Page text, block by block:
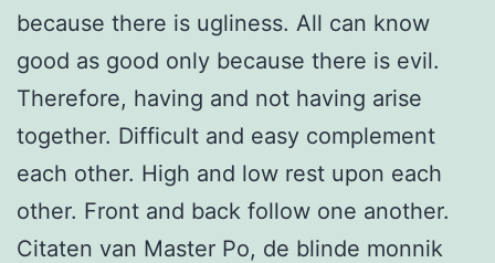
because there is ugliness. All can know
good as good only because there is evil.
Therefore, having and not having arise
together. Difficult and easy complement
each other. High and low rest upon each
other. Front and back follow one another.
Citaten van Master Po, de blinde monnik